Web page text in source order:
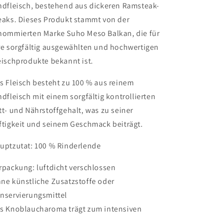
bestehend aus dickeren Ramsteak-
Dieses Produkt stammt von der
Marke Suho Meso Balkan, die für
sorgfältig ausgewählten und hochwertigen
bekannt ist.
Fleisch besteht zu 100 % aus reinem
mit einem sorgfältig kontrollierten
und Nährstoffgehalt, was zu seiner
und seinem Geschmack beiträgt.
100 % Rinderlende
luftdicht verschlossen
künstliche Zusatzstoffe oder
Knoblaucharoma trägt zum intensiven